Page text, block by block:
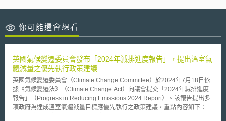
你可能還會想看
英國氣候變遷委員會發布「2024年減排進度報告」，提出溫室氣
體減量之優先執行政策建議
英國氣候變遷委員會（Climate Change Committee）於2024年7月18日依
據《氣候變遷法》（Climate Change Act）向議會提交「2024年減排進度
報告」（Progress in Reducing Emissions 2024 Report）。該報告提出多
項政府為達成溫室氣體減量目標應優先執行之政策建議，重點內容如下： 1.